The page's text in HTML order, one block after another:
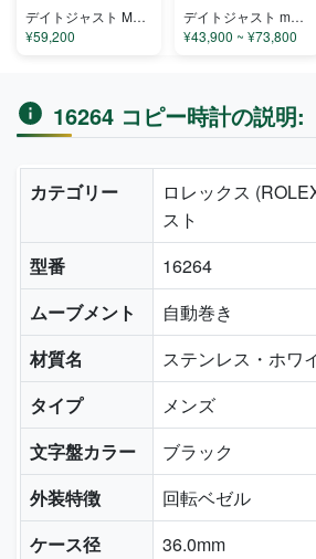
デイトジャスト M126334-0022 コピー
¥59,200
デイトジャスト m126234-0036 コピー
¥43,900 ~ ¥73,800
16264 コピー時計の説明:
カテゴリー
ロレックス
スト
型番
16264
ムーブメント
自動巻き
材質名
ステンレス・ホワ
タイプ
メンズ
文字盤カラー
ブラック
外装特徴
回転ベゼル
ケース径
36.0mm